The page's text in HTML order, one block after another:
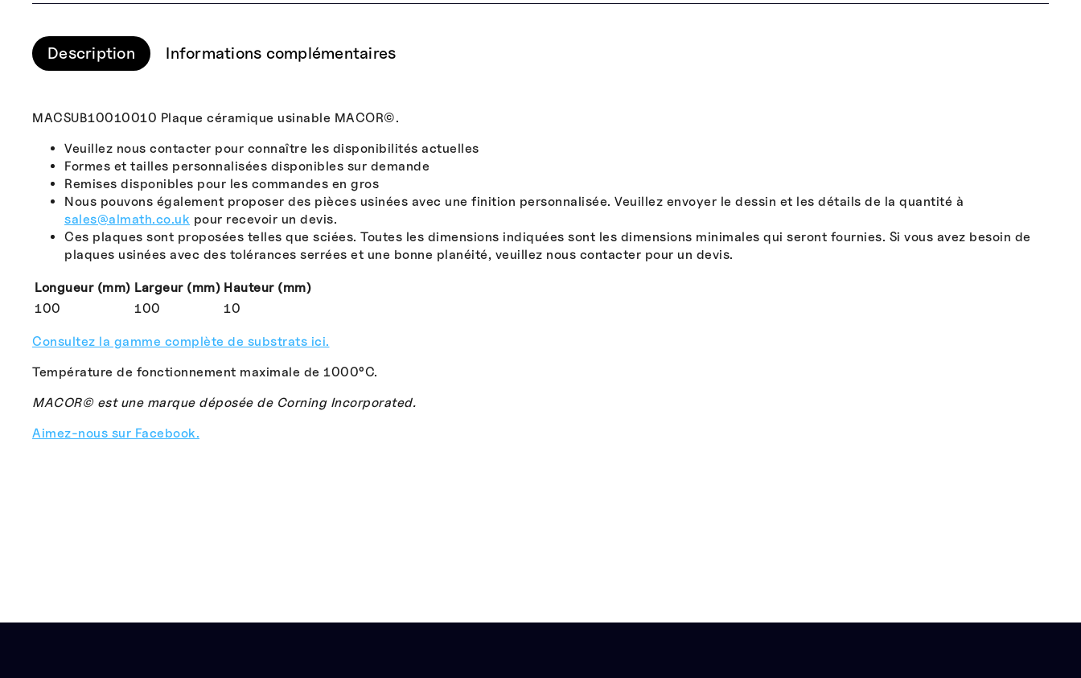
Description Informations complémentaires
MACSUB10010010 Plaque céramique usinable MACOR©.
Veuillez nous contacter pour connaître les disponibilités actuelles
Formes et tailles personnalisées disponibles sur demande
Remises disponibles pour les commandes en gros
Nous pouvons également proposer des pièces usinées avec une finition personnalisée. Veuillez envoyer le dessin et les détails de la quantité à
sales@almath.co.uk pour recevoir un devis.
Ces plaques sont proposées telles que sciées. Toutes les dimensions indiquées sont les dimensions minimales qui seront fournies. Si vous avez besoin de
plaques usinées avec des tolérances serrées et une bonne planéité, veuillez nous contacter pour un devis.
Longueur (mm) Largeur (mm) Hauteur (mm)
100
100 10
Consultez la gamme complète de substrats ici.
Température de fonctionnement maximale de 1000°C.
MACOR© est une marque déposée de Corning Incorporated.
Aimez-nous sur Facebook.